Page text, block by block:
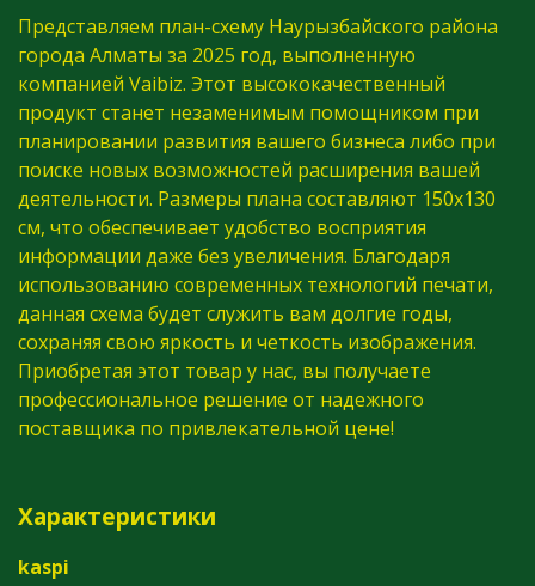
Представляем план-схему Наурызбайского района
города Алматы за 2025 год, выполненную
компанией Vaibiz. Этот высококачественный
продукт станет незаменимым помощником при
планировании развития вашего бизнеса либо при
поиске новых возможностей расширения вашей
деятельности. Размеры плана составляют 150х130
см, что обеспечивает удобство восприятия
информации даже без увеличения. Благодаря
использованию современных технологий печати,
данная схема будет служить вам долгие годы,
сохраняя свою яркость и четкость изображения.
Приобретая этот товар у нас, вы получаете
профессиональное решение от надежного
поставщика по привлекательной цене!
Характеристики
kaspi